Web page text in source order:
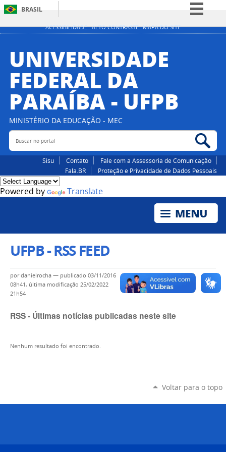
ACESSIBILIDADE ALTO CONTRASTE MAPA DO SITE
BRASIL
Simplifique!
Participe
Acesso à informação
Canais
UNIVERSIDADE
FEDERAL DA
PARAÍBA - UFPB
MINISTÉRIO DA EDUCAÇÃO - MEC
Buscar no portal
Sisu Contato
Fale com a Assessoria de Comunicação
Fala.BR
Proteção e Privacidade de Dados Pessoais
Powered by Translate
UFPB - RSS FEED
pordanielrocha — publicado 03/11/2016
08h41, última modificação 25/02/2022
21h54
RSS - Últimas notícias publicadas neste site
Nenhum resultado foi encontrado.
Voltar para o topo